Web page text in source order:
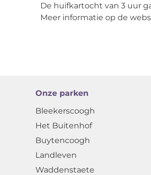
De huifkartocht van 3 uur
Meer informatie op de
Onze parken
Bleekerscoogh
Het Buitenhof
Buytencoogh
Landleven
Waddenstaete